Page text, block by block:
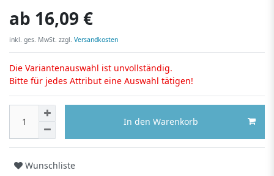
ab 16,09 €
inkl. ges. MwSt. zzgl. Versandkosten
Die Variantenauswahl ist unvollständig.
Bitte für jedes Attribut eine Auswahl tätigen!
In den Warenkorb
Wunschliste